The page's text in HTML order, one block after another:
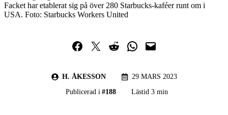
Facket har etablerat sig på över 280 Starbucks-kaféer runt om i
USA. Foto: Starbucks Workers United
Dela på Facebook
Dela på TwitterDela på RedditDela i WhatsApp
Maila en länk
H. ÅKESSON
29 MARS 2023
Publicerad i #188 Lästid 3 min